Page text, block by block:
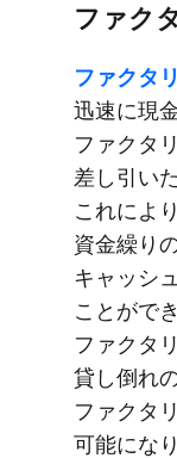
ファク
ファクタ
迅速に​現
ファクタ
差し引い
これに​よ
資金繰り
キャッシ
ことがで
ファクタ
貸し倒れ
ファクタ
可能に​な